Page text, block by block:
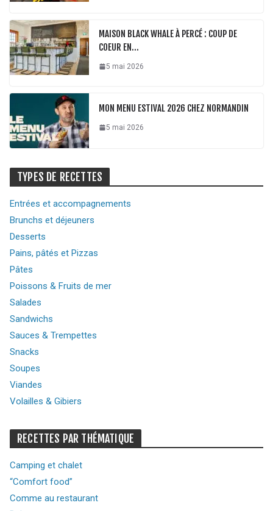
MAISON BLACK WHALE À PERCÉ : COUP DE
COEUR EN…
5 mai 2026
MON MENU ESTIVAL 2026 CHEZ NORMANDIN
5 mai 2026
TYPES DE RECETTES
Entrées et accompagnements
Brunchs et déjeuners
Desserts
Pains, pâtés et Pizzas
Pâtes
Poissons & Fruits de mer
Salades
Sandwichs
Sauces & Trempettes
Snacks
Soupes
Viandes
Volailles & Gibiers
RECETTES PAR THÉMATIQUE
Camping et chalet
“Comfort food”
Comme au restaurant